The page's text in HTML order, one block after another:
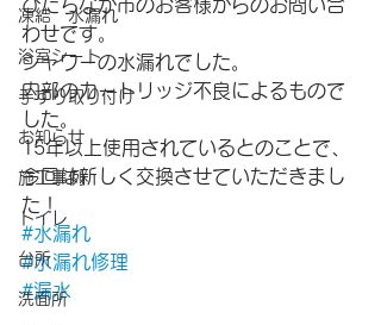
凍結 水漏れ
浴室シート
手すり取り付け
お知らせ
施工事例
トイレ
台所
洗面所
ひたちなか市のお客様からのお問い合
わせです。
シャワーの水漏れでした。
内部のカートリッジ不良によるもので
した。
15年以上使用されているとのことで、
今回は新しく交換させていただきまし
た！
#水漏れ
#水漏れ修理
#漏水